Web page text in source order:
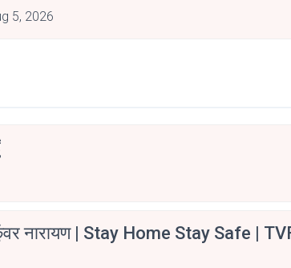
5, 2026
नारायण | Stay Home Stay Safe |